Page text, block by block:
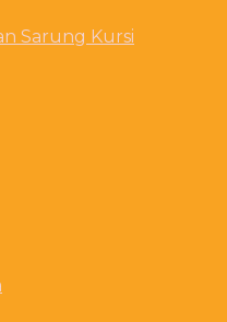
Sarung Kursi